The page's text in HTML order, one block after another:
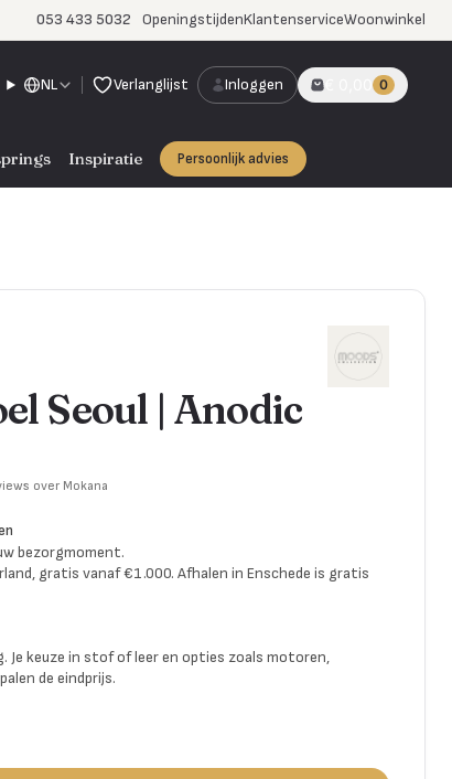
053 433 5032 OpeningstijdenKlantenserviceWoonwinkel
NL Verlanglijst Inloggen € 0,00 0
Inspiratie Persoonlijk advies
Seoul | Anodic
over Mokana
bezorgmoment.
gratis vanaf €1.000. Afhalen in Enschede is gratis
Je keuze in stof of leer en opties zoals motoren,
de eindprijs.